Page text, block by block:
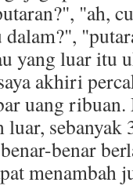
"ah,
yang luar itu
akhiri
uang ribuan.
sebanyak
benar
menambah